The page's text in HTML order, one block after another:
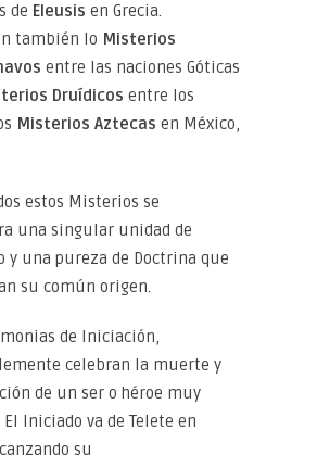
de Eleusis en Grecia.
también lo Misterios
entre las naciones Góticas
Druídicos entre los
Misterios Aztecas en México,
estos Misterios se
una singular unidad de
y una pureza de Doctrina que
su común origen.
de Iniciación,
celebran la muerte y
de un ser o héroe muy
Iniciado va de Telete en
su